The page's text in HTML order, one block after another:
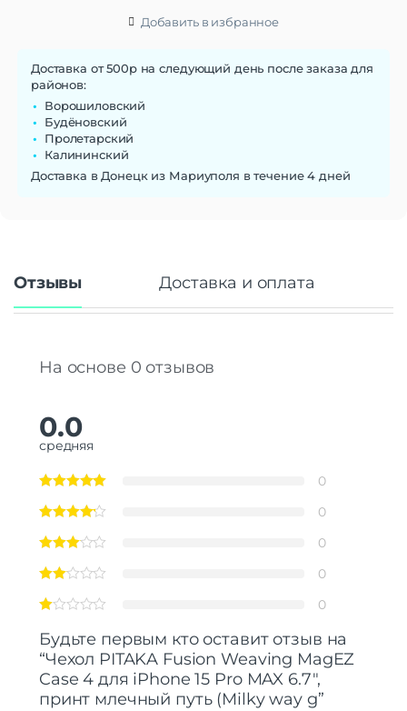
Добавить в избранное
Доставка от 500р на следующий день после заказа для
районов:
Ворошиловский
Будёновский
Пролетарский
Калининский
Доставка в Донецк из Мариуполя в течение 4 дней
Отзывы Доставка и оплата
На основе 0 отзывов
0.0
средняя
0
0
0
0
0
Будьте первым кто оставит отзыв на
“Чехол PITAKA Fusion Weaving MagEZ
Case 4 для iPhone 15 Pro MAX 6.7″,
принт млечный путь (Milky way g”